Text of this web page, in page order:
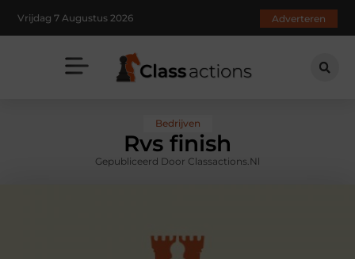
Vrijdag 7 Augustus 2026 Adverteren
Bedrijven
Rvs finish
Gepubliceerd Door Classactions.nl